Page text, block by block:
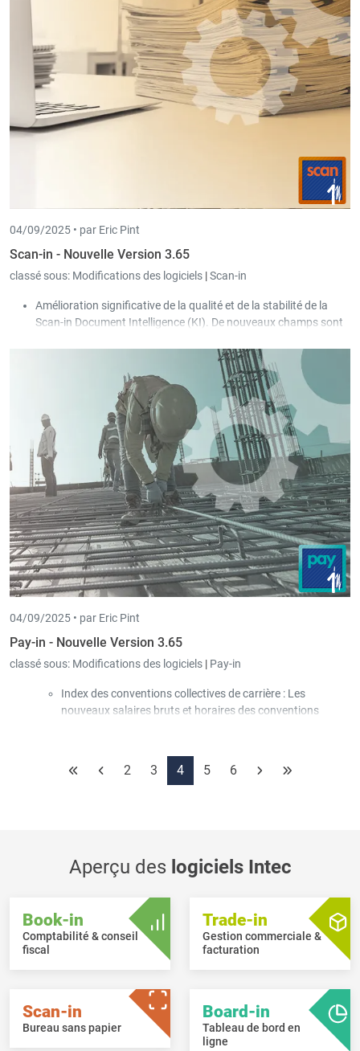
compatible à l'avenir avecWero. Cette mise à jour doit être
installée au plus tard le 21/09/2025 pour que Payconiq
continue à fonctionner.
04/09/2025 • par Eric Pint
Scan-in - Nouvelle Version 3.65
classé sous: Modifications des logiciels |Scan-in
Amélioration significative de la qualité et de la stabilité de la
Scan-in Document Intelligence (KI). De nouveaux champs sont
L'importation de factures numériques a été simplifiée et se
comporte désormais dans tous les cas comme si elle avait été
reçue depuis le réseau Peppol.
04/09/2025 • par Eric Pint
Pay-in - Nouvelle Version 3.65
classé sous: Modifications des logiciels | Pay-in
Index des conventions collectives de carrière : Les
nouveaux salaires bruts et horaires des conventions
Transport
2 3 4 5 6
Aperçu des logiciels Intec
Book-in
Comptabilité & conseil
fiscal
Trade-in
Gestion commerciale &
facturation
Scan-in
Bureau sans papier
Board-in
Tableau de bord en
ligne